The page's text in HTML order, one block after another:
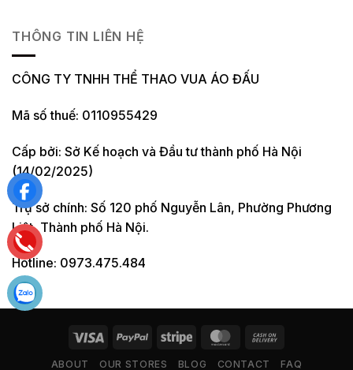
THÔNG TIN LIÊN HỆ
CÔNG TY TNHH THỂ THAO VUA ÁO ĐẤU
Mã số thuế: 0110955429
Cấp bởi: Sở Kế hoạch và Đầu tư thành phố Hà Nội
(14/02/2025)
Trụ sở chính: Số 120 phố Nguyễn Lân, Phường Phương
Liệt, Thành phố Hà Nội.
Hotline: 0973.475.484
ABOUT OUR STORES BLOG CONTACT FAQ